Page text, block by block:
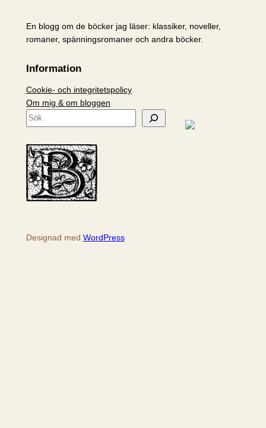
En blogg om de böcker jag läser: klassiker, noveller,
romaner, spänningsromaner och andra böcker.
Information
Cookie- och integritetspolicy
Om mig & om bloggen
S
k
Designad med WordPress